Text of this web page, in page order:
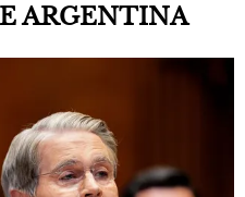
ARGENTINA